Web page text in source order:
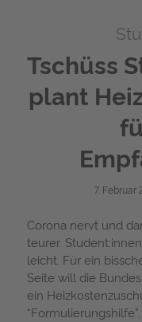
Tschüss
plant
7. Februar
Corona nervt und
teurer.
leicht. Für ein
Seite will die
ein